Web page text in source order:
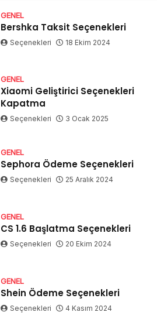
GENEL
Bershka Taksit Seçenekleri
Seçenekleri 18 Ekim 2024
GENEL
Xiaomi Geliştirici Seçenekleri
Kapatma
Seçenekleri 3 Ocak 2025
GENEL
Sephora Ödeme Seçenekleri
Seçenekleri 25 Aralık 2024
GENEL
CS 1.6 Başlatma Seçenekleri
Seçenekleri 20 Ekim 2024
GENEL
Shein Ödeme Seçenekleri
Seçenekleri 4 Kasım 2024